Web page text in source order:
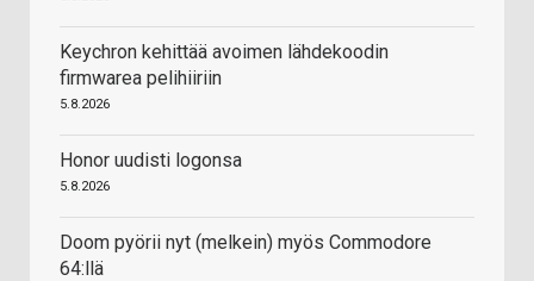
Keychron kehittää avoimen lähdekoodin
firmwarea pelihiiriin
5.8.2026
Honor uudisti logonsa
5.8.2026
Doom pyörii nyt (melkein) myös Commodore
64:llä